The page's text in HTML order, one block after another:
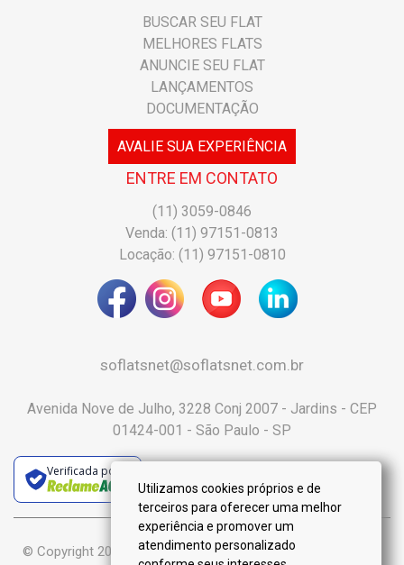
BUSCAR SEU FLAT
MELHORES FLATS
ANUNCIE SEU FLAT
LANÇAMENTOS
DOCUMENTAÇÃO
AVALIE SUA EXPERIÊNCIA
ENTRE EM CONTATO
(11) 3059-0846
Venda: (11) 97151-0813
Locação: (11) 97151-0810
soflatsnet@soflatsnet.com.br
Avenida Nove de Julho, 3228 Conj 2007 - Jardins - CEP
01424-001 - São Paulo - SP
Verificada por
© Copyright 2025 :: Só Flats Negócios Imobiliários Ltda-Me ::
Utilizamos cookies próprios e de
terceiros para oferecer uma melhor
experiência e promover um
atendimento personalizado